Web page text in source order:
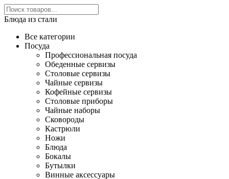
Блюда из стали
Все категории
Посуда
Профессиональная посуда
Обеденные сервизы
Столовые сервизы
Чайные сервизы
Кофейные сервизы
Столовые приборы
Чайные наборы
Сковороды
Кастрюли
Ножи
Блюда
Бокалы
Бутылки
Винные аксессуары